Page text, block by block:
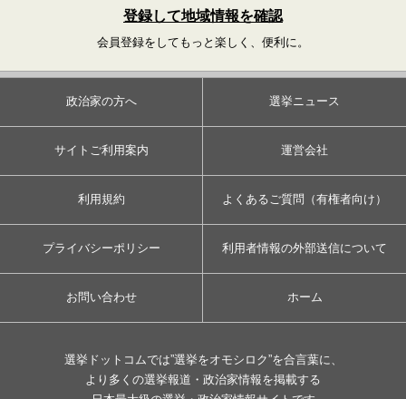
登録して地域情報を確認
会員登録をしてもっと楽しく、便利に。
政治家の方へ 選挙ニュース
サイトご利用案内 運営会社
利用規約 よくあるご質問（有権者向け）
プライバシーポリシー 利用者情報の外部送信について
お問い合わせ ホーム
選挙ドットコムでは”選挙をオモシロク”を合言葉に、
より多くの選挙報道・政治家情報を掲載する